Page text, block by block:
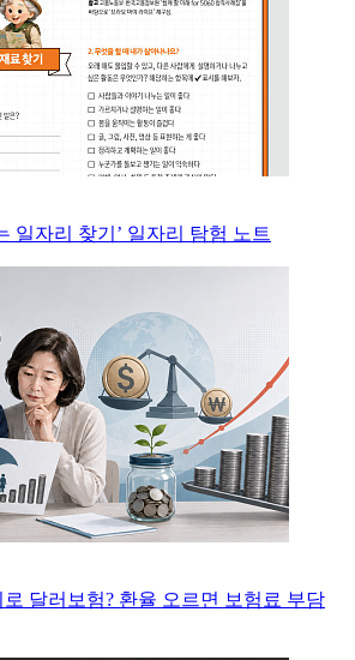
일자리 찾기’ 일자리 탐험 노트
로 달러보험? 환율 오르면 보험료 부담